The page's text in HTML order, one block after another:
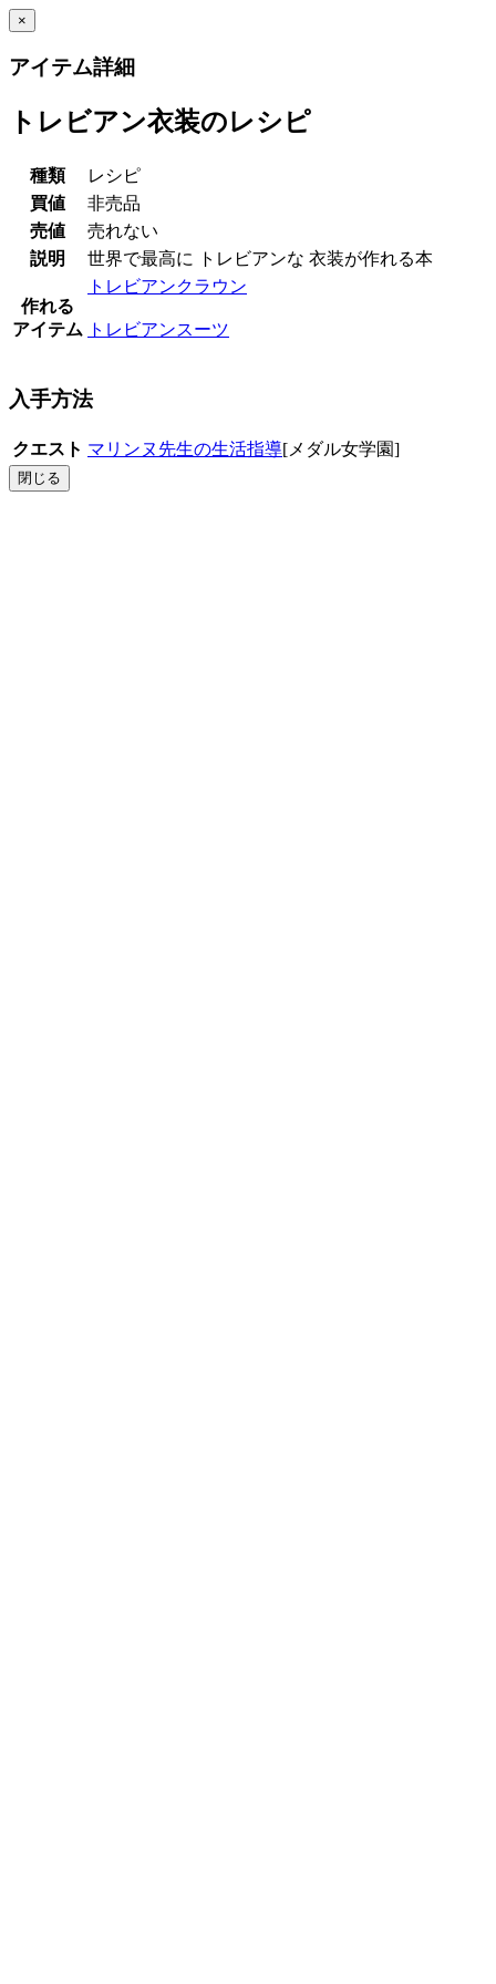
×
アイテム詳細
トレビアン衣装のレシピ
種類
レシピ
買値
非売品
売値
売れない
説明
世界で最高に トレビアンな 衣装が作れる本
作れる
アイテム
トレビアンクラウン
トレビアンスーツ
入手方法
クエスト マリンヌ先生の生活指導[メダル女学園]
閉じる